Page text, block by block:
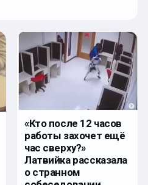
«Кто после 12 часов
работы захочет ещё
час сверху?»
Латвийка рассказала
о странном